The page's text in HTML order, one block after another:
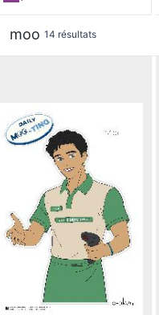
moo 14 résultats